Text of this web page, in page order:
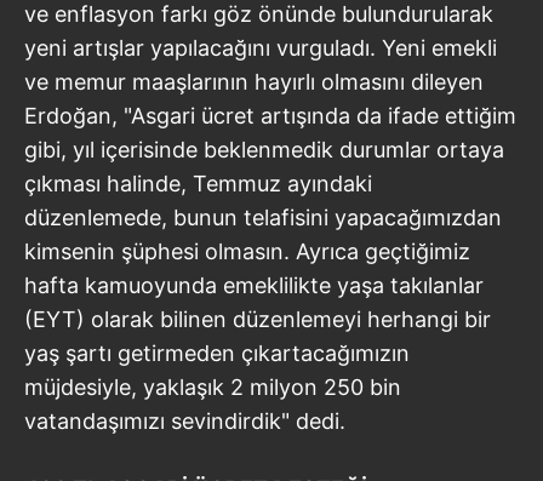
ve enflasyon farkı göz önünde bulundurularak
yeni artışlar yapılacağını vurguladı. Yeni emekli
ve memur maaşlarının hayırlı olmasını dileyen
Erdoğan, "Asgari ücret artışında da ifade ettiğim
gibi, yıl içerisinde beklenmedik durumlar ortaya
çıkması halinde, Temmuz ayındaki
düzenlemede, bunun telafisini yapacağımızdan
kimsenin şüphesi olmasın. Ayrıca geçtiğimiz
hafta kamuoyunda emeklilikte yaşa takılanlar
(EYT) olarak bilinen düzenlemeyi herhangi bir
yaş şartı getirmeden çıkartacağımızın
müjdesiyle, yaklaşık 2 milyon 250 bin
vatandaşımızı sevindirdik" dedi.